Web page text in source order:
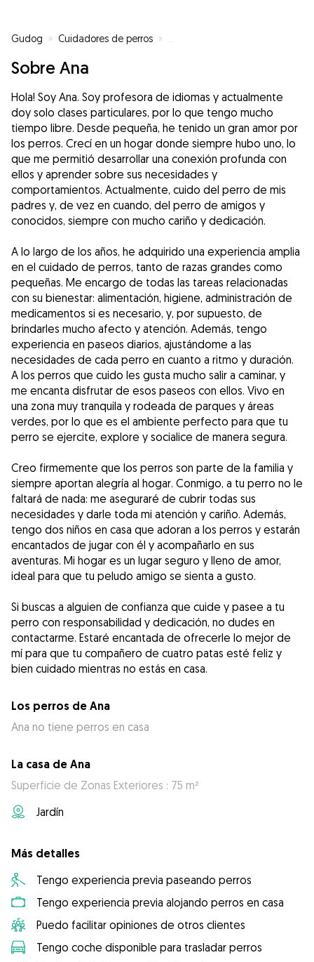
Gudog » Cuidadores de perros »
Sobre Ana
Hola! Soy Ana. Soy profesora de idiomas y actualmente
doy solo clases particulares, por lo que tengo mucho
tiempo libre. Desde pequeña, he tenido un gran amor por
los perros. Crecí en un hogar donde siempre hubo uno, lo
que me permitió desarrollar una conexión profunda con
ellos y aprender sobre sus necesidades y
comportamientos. Actualmente, cuido del perro de mis
padres y, de vez en cuando, del perro de amigos y
conocidos, siempre con mucho cariño y dedicación.
A lo largo de los años, he adquirido una experiencia amplia
en el cuidado de perros, tanto de razas grandes como
pequeñas. Me encargo de todas las tareas relacionadas
con su bienestar: alimentación, higiene, administración de
medicamentos si es necesario, y, por supuesto, de
brindarles mucho afecto y atención. Además, tengo
experiencia en paseos diarios, ajustándome a las
necesidades de cada perro en cuanto a ritmo y duración.
A los perros que cuido les gusta mucho salir a caminar, y
me encanta disfrutar de esos paseos con ellos. Vivo en
una zona muy tranquila y rodeada de parques y áreas
verdes, por lo que es el ambiente perfecto para que tu
perro se ejercite, explore y socialice de manera segura.
Creo firmemente que los perros son parte de la familia y
siempre aportan alegría al hogar. Conmigo, a tu perro no le
faltará de nada: me aseguraré de cubrir todas sus
necesidades y darle toda mi atención y cariño. Además,
tengo dos niños en casa que adoran a los perros y estarán
encantados de jugar con él y acompañarlo en sus
aventuras. Mi hogar es un lugar seguro y lleno de amor,
ideal para que tu peludo amigo se sienta a gusto.
Si buscas a alguien de confianza que cuide y pasee a tu
perro con responsabilidad y dedicación, no dudes en
contactarme. Estaré encantada de ofrecerle lo mejor de
mí para que tu compañero de cuatro patas esté feliz y
bien cuidado mientras no estás en casa.
Los perros de Ana
Ana no tiene perros en casa
La casa de Ana
Superficie de Zonas Exteriores : 75 m²
Jardín
Más detalles
Tengo experiencia previa paseando perros
Tengo experiencia previa alojando perros en casa
Puedo facilitar opiniones de otros clientes
Tengo coche disponible para trasladar perros